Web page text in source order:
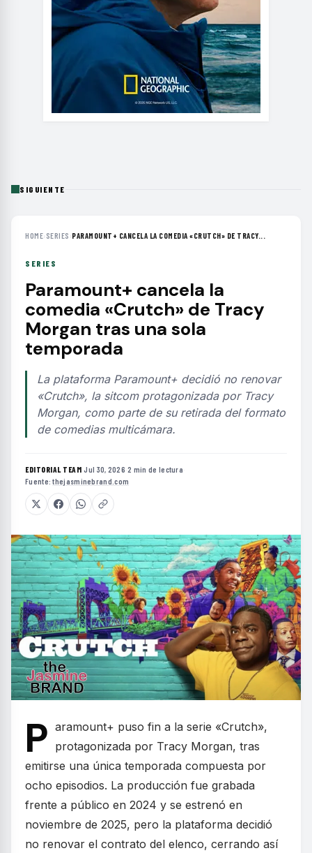
SIGUIENTE
HOME› SERIES ›PARAMOUNT+ CANCELA LA COMEDIA «CRUTCH» DE TRACY...
SERIES
Paramount+ cancela la
comedia «Crutch» de Tracy
Morgan tras una sola
temporada
La plataforma Paramount+ decidió no renovar
«Crutch», la sitcom protagonizada por Tracy
Morgan, como parte de su retirada del formato
de comedias multicámara.
EDITORIAL TEAM·Jul 30, 2026·2 min de lectura·
Fuente:thejasminebrand.com
P aramount+ puso fin a la serie «Crutch»,
protagonizada por Tracy Morgan, tras
emitirse una única temporada compuesta por
ocho episodios. La producción fue grabada
frente a público en 2024 y se estrenó en
noviembre de 2025, pero la plataforma decidió
no renovar el contrato del elenco, cerrando así